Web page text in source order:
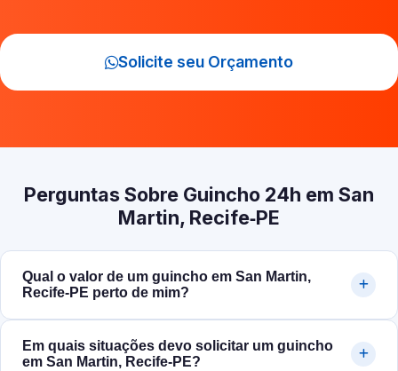
Solicite seu Orçamento
Perguntas Sobre Guincho 24h em San
Martin, Recife‑PE
Qual o valor de um guincho em San Martin,
Recife‑PE perto de mim?
Em quais situações devo solicitar um guincho
em San Martin, Recife‑PE?